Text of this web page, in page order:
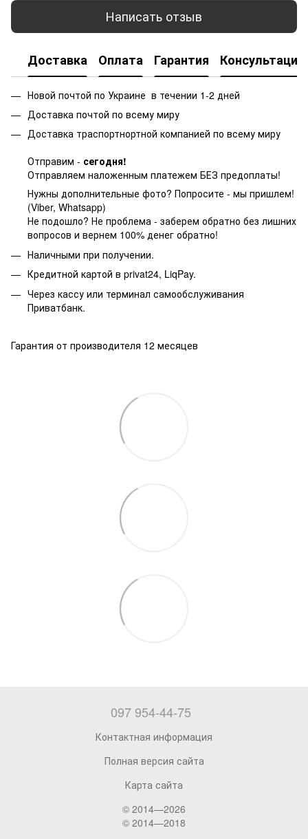
Написать отзыв
Доставка Оплата Гарантия Консультация
Новой почтой по Украине в течении 1-2 дней
Доставка почтой по всему миру
Доставка траспортнортной компанией по всему миру
Отправим - сегодня!
Отправляем наложенным платежем БЕЗ предоплаты!
Нужны дополнительные фото? Попросите - мы пришлем!
(Viber, Whatsapp)
Не подошло? Не проблема - заберем обратно без лишних
вопросов и вернем 100% денег обратно!
Наличными при получении.
Кредитной картой в privat24, LiqPay.
Через кассу или терминал самообслуживания
Приватбанк.
Гарантия от производителя 12 месяцев
097 954-44-75
Контактная информация
Полная версия сайта
Карта сайта
© 2014—2026
© 2014—2018